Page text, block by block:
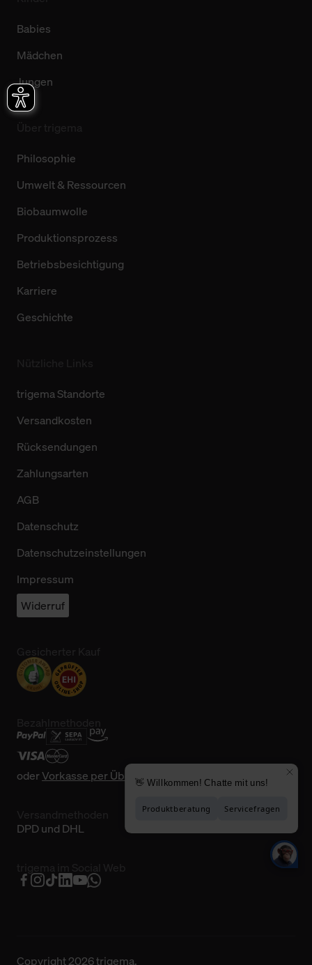
Babies
Mädchen
Jungen
Philosophie
Umwelt & Ressourcen
Biobaumwolle
Produktionsprozess
Betriebsbesichtigung
Karriere
Geschichte
trigema Standorte
Versandkosten
Rücksendungen
Zahlungsarten
AGB
Datenschutz
Datenschutzeinstellungen
Impressum
Widerruf
oderVorkasse per Überweisung
DPD und DHL
Copyright 2026 trigema.